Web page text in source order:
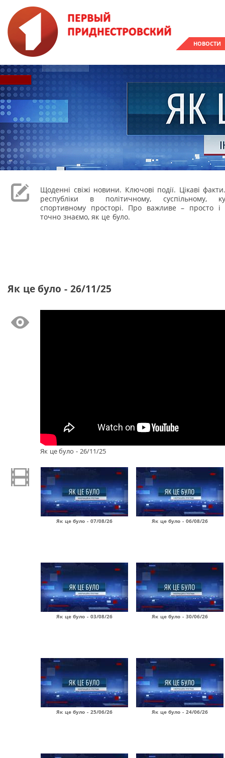
НОВОСТИ
Щоденні свіжі новини. Ключові події. Цікаві
республіки в політичному, суспільному,
спортивному просторі. Про важливе – просто і
точно знаємо, як це було.
Як це було - 26/11/25
Як це було - 26/11/25
Як це було - 07/08/26 Як це було - 06/08/26
Як це було - 03/08/26 Як це було - 30/06/26
Як це було - 25/06/26 Як це було - 24/06/26